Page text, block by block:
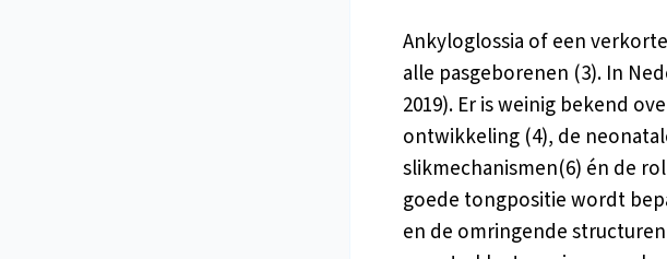
Ankyloglossia of een
alle pasgeborenen (3). In
2019). Er is weinig bekend
ontwikkeling (4), de
slikmechanismen(6) én de
goede tongpositie wordt
en de omringende